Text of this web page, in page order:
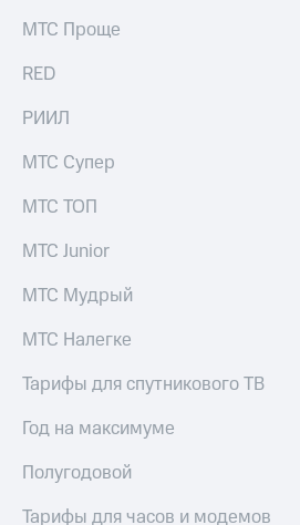
Порядок
выкупа
Описание
Уведомление
погашении
облигаций
Реквизиты
Контакты
развитие
На главную
МТС Проще
RED
РИИЛ
МТС Супер
МТС ТОП
МТС Junior
МТС Мудрый
МТС Налегке
Тарифы для спутникового ТВ
Год на максимуме
Полугодовой
Тарифы для часов и модемов